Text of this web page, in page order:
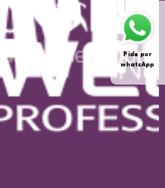
Pide por
whatsApp